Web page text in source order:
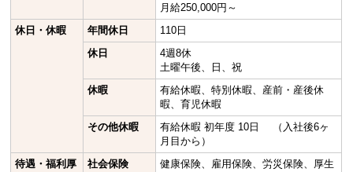
月給250,000円～
休日・休暇
年間休日
110日
休日
4週8休
土曜午後、日、祝
休暇
有給休暇、特別休暇、産前・産後休
暇、育児休暇
その他休暇
有給休暇 初年度 10日 （入社後6ヶ
月目から）
待遇・福利厚
社会保険
健康保険、雇用保険、労災保険、厚生